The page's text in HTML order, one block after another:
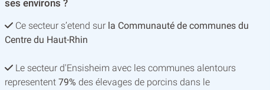
ses environs ?
Ce secteur s’etend sur la Communauté de communes du
Centre du Haut-Rhin
Le secteur d'Ensisheim avec les communes alentours
representent 79% des élevages de porcins dans le